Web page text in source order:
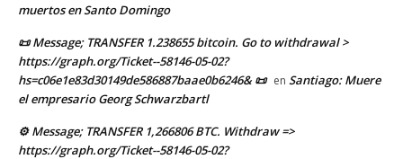
muertos en Santo Domingo
📜 Message; TRANSFER 1.238655 bitcoin. Go to withdrawal >
https://graph.org/Ticket--58146-05-02?
hs=c06e1e83d30149de586887baae0b6246& 📜 en Santiago: Muere
el empresario Georg Schwarzbartl
⚙ Message; TRANSFER 1,266806 BTC. Withdraw =>
https://graph.org/Ticket--58146-05-02?